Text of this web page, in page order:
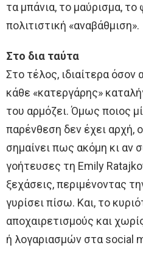
τα μπάνια, το μαύρισμα,
πολιτιστική «αναβάθμιση».
Στο δια ταύτα
Στο τέλος, ιδιαίτερα όσον
κάθε «κατεργάρης»
του αρμόζει. Όμως ποιος
παρένθεση δεν έχει αρχή,
σημαίνει πως ακόμη κι αν
γοήτευσες τη Emily
ξεχάσεις, περιμένοντας
γυρίσει πίσω. Και, το
αποχαιρετισμούς και
ή λογαριασμών στα social